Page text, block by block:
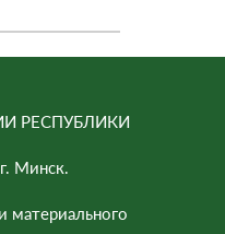
РЕСПУБЛИКИ
Минск.
материального